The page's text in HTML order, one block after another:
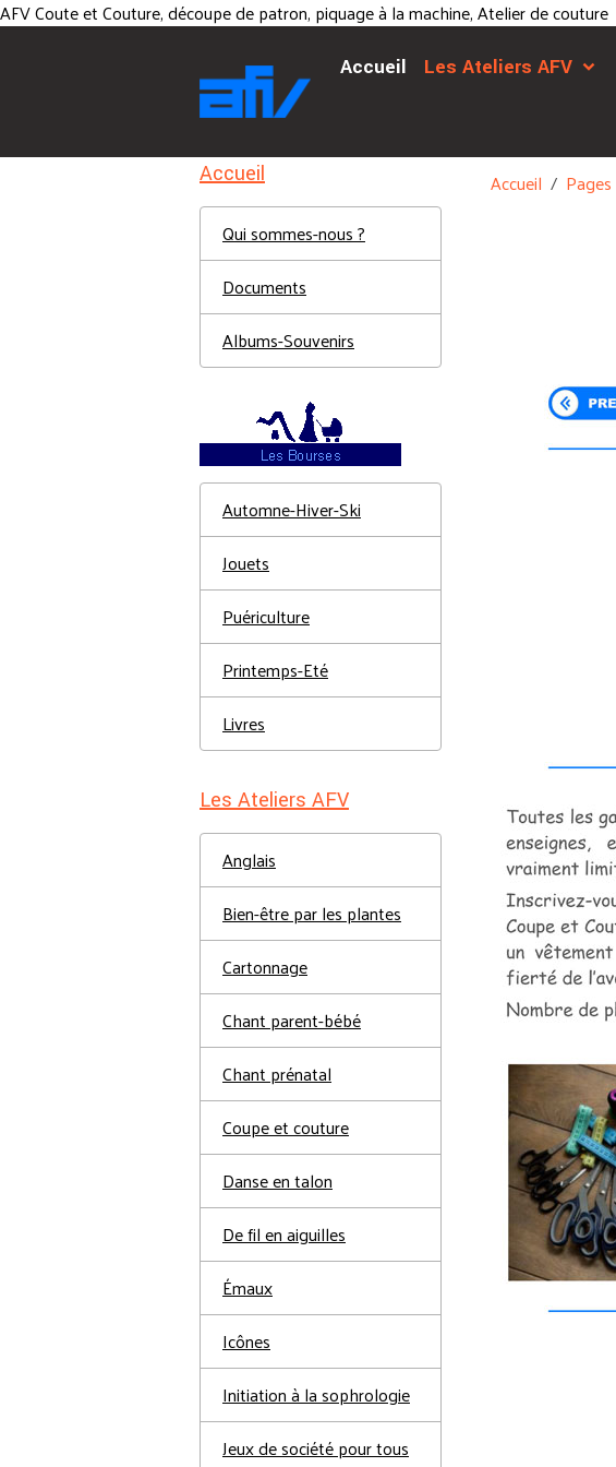
AFV Coute et Couture, découpe de patron, piquage à la machine, Atelier de couture
Accueil Les Ateliers AFV
Accueil Pages
Accueil
Qui sommes-nous ?
Documents
Albums-Souvenirs
Automne-Hiver-Ski
Jouets
Puériculture
Printemps-Eté
Livres
Les Ateliers AFV
Anglais
Bien-être par les plantes
Cartonnage
Chant parent-bébé
Chant prénatal
Coupe et couture
Danse en talon
De fil en aiguilles
Émaux
Icônes
Initiation à la sophrologie
Jeux de société pour tous